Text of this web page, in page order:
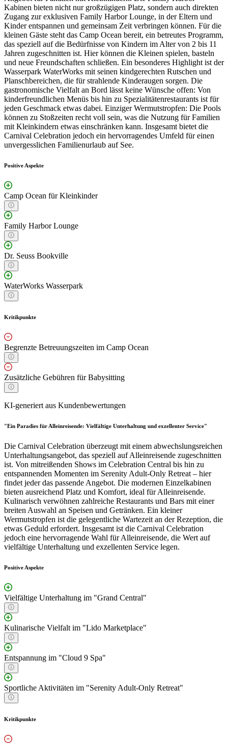
Kabinen bieten nicht nur großzügigen Platz, sondern auch direkten
Zugang zur exklusiven Family Harbor Lounge, in der Eltern und
Kinder entspannen und gemeinsam Zeit verbringen können. Für die
kleinen Gäste steht das Camp Ocean bereit, ein betreutes Programm,
das speziell auf die Bedürfnisse von Kindern im Alter von 2 bis 11
Jahren zugeschnitten ist. Hier können die Kleinen spielen, basteln
und neue Freundschaften schließen. Ein besonderes Highlight ist der
Wasserpark WaterWorks mit seinen kindgerechten Rutschen und
Planschbereichen, die für strahlende Kinderaugen sorgen. Die
gastronomische Vielfalt an Bord lässt keine Wünsche offen: Von
kinderfreundlichen Menüs bis hin zu Spezialitätenrestaurants ist für
jeden Geschmack etwas dabei. Einziger Wermutstropfen: Die Pools
können zu Stoßzeiten recht voll sein, was die Nutzung für Familien
mit Kleinkindern etwas einschränken kann. Insgesamt bietet die
Carnival Celebration jedoch ein hervorragendes Umfeld für einen
unvergesslichen Familienurlaub auf See.
Positive Aspekte
Camp Ocean für Kleinkinder
Family Harbor Lounge
Dr. Seuss Bookville
WaterWorks Wasserpark
Kritikpunkte
Begrenzte Betreuungszeiten im Camp Ocean
Zusätzliche Gebühren für Babysitting
KI-generiert aus Kundenbewertungen
"Ein Paradies für Alleinreisende: Vielfältige Unterhaltung und exzellenter Service"
Die Carnival Celebration überzeugt mit einem abwechslungsreichen
Unterhaltungsangebot, das speziell auf Alleinreisende zugeschnitten
ist. Von mitreißenden Shows im Celebration Central bis hin zu
entspannenden Momenten im Serenity Adult-Only Retreat – hier
findet jeder das passende Angebot. Die modernen Einzelkabinen
bieten ausreichend Platz und Komfort, ideal für Alleinreisende.
Kulinarisch verwöhnen zahlreiche Restaurants und Bars mit einer
breiten Auswahl an Speisen und Getränken. Ein kleiner
Wermutstropfen ist die gelegentliche Wartezeit an der Rezeption, die
etwas Geduld erfordert. Insgesamt ist die Carnival Celebration
jedoch eine hervorragende Wahl für Alleinreisende, die Wert auf
vielfältige Unterhaltung und exzellenten Service legen.
Positive Aspekte
Vielfältige Unterhaltung im "Grand Central"
Kulinarische Vielfalt im "Lido Marketplace"
Entspannung im "Cloud 9 Spa"
Sportliche Aktivitäten im "Serenity Adult-Only Retreat"
Kritikpunkte